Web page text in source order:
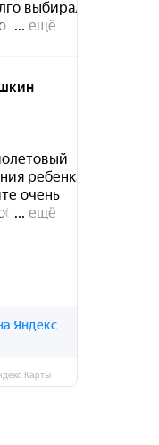
Карты